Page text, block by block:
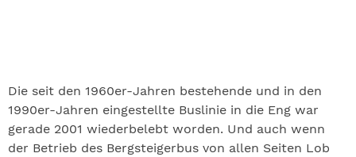
Die seit den 1960er-Jahren bestehende und in den
1990er-Jahren eingestellte Buslinie in die Eng war
gerade 2001 wiederbelebt worden. Und auch wenn
der Betrieb des Bergsteigerbus von allen Seiten Lob